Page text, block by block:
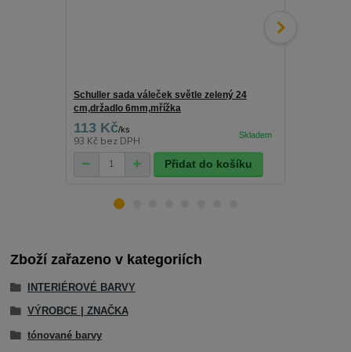
Schuller sada váleček světle zelený 24
cm,držadlo 6mm,mřížka
113 Kč/ks
93 Kč bez DPH
Přidat do košíku
Zboží zařazeno v kategoriích
INTERIÉROVÉ BARVY
VÝROBCE | ZNAČKA
tónované barvy